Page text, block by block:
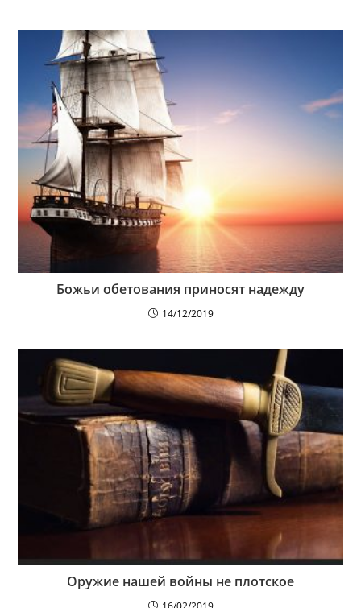
Божьи обетования приносят надежду
14/12/2019
Оружие нашей войны не плотское